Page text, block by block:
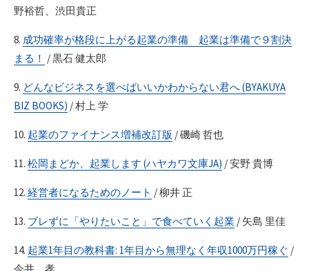
野裕哲、渋田貴正
8. 成功確率が格段に上がる起業の準備 起業は準備で９割決
まる！ / 黒石 健太郎
9. どんなビジネスを選べばいいかわからない君へ (BYAKUYA
BIZ BOOKS) / 村上 学
10. 起業のファイナンス増補改訂版 / 磯崎 哲也
11. 松岡まどか、起業します (ハヤカワ文庫JA) / 安野 貴博
12. 経営者になるためのノート / 柳井 正
13. ブレずに「やりたいこと」で食べていく起業 / 矢島 里佳
14. 起業1年目の教科書: 1年目から無理なく年収1000万円稼ぐ /